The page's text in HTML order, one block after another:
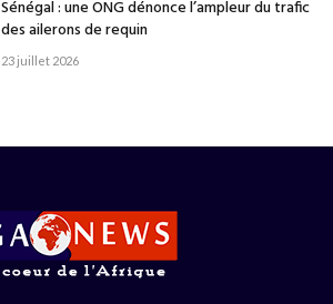
Sénégal : une ONG dénonce l’ampleur du trafic
des ailerons de requin
23 juillet 2026